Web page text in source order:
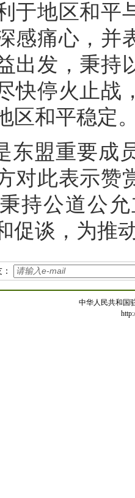
于地区和平
感痛心，并
出发，秉持
快停火止战
区和平稳定
东盟重要成
对此表示赞
持公道公
促谈，为推
中华人民共和国